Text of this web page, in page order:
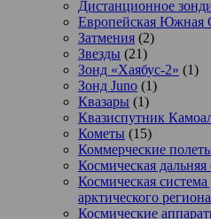
Дистанционное
Европейская Южная
Затмения (2)
Звезды (21)
Зонд «Хаябус-2» (1)
Зонд Juno (1)
Квазары (1)
Квазиспутник
Кометы (15)
Коммерческие
Космическая дальняя
Космическая
арктического региона
Космические